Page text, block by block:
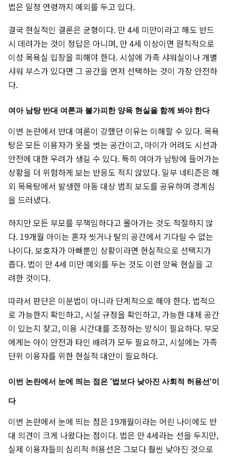
법은 일정 연령까지 예외를 두고 있다.
결국 현실적인 결론은 균형이다. 만 4세 미만이라고 해도 반드
시 데려가는 것이 정답은 아니며, 만 4세 이상이면 원칙적으로
이성 목욕실 입장을 피해야 한다. 시설에 가족 샤워실이나 개별
샤워 부스가 있다면 그 공간을 먼저 선택하는 것이 가장 안전하
다.
여아 남탕 반대 여론과 불가피한 양육 현실을 함께 봐야 한다
이번 논란에서 반대 여론이 강했던 이유는 이해할 수 있다. 목욕
탕은 모든 이용자가 옷을 벗는 공간이고, 아이가 어려도 시선과
안전에 대한 우려가 생길 수 있다. 특히 여아가 남탕에 들어가는
상황을 더 위험하게 보는 반응도 적지 않았다. 일부 네티즌은 해
외 목욕탕에서 발생한 아동 대상 범죄 보도를 공유하며 경계심
을 드러냈다.
하지만 모든 부모를 무책임하다고 몰아가는 것도 적절하지 않
다. 19개월 아이는 혼자 씻거나 탈의 공간에서 기다릴 수 없는
나이다. 보호자가 아빠뿐인 상황이라면 현실적으로 선택지가
좁다. 법이 만 4세 미만 예외를 두는 것도 이런 양육 현실을 고
려한 것이다.
따라서 판단은 이분법이 아니라 단계적으로 해야 한다. 법적으
로 가능한지 확인하고, 시설 규정을 확인하고, 가능한 대체 공간
이 있는지 찾고, 이용 시간대를 조정하는 방식이 필요하다. 부모
에게는 아이 안전과 타인 배려가 모두 필요하고, 시설에는 가족
단위 이용자를 위한 현실적 대안이 필요하다.
이번 논란에서 눈에 띄는 점은 ‘법보다 낮아진 사회적 허용선’이
다
이번 논란에서 눈에 띄는 점은 19개월이라는 어린 나이에도 반
대 의견이 크게 나왔다는 점이다. 법은 만 4세라는 선을 두지만,
실제 이용자들의 심리적 허용선은 그보다 훨씬 낮아진 것으로